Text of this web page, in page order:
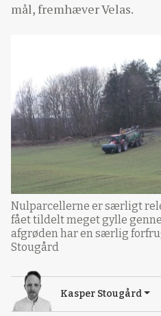
mål, fremhæver Velas.
Nulparcellerne er særligt
fået tildelt meget gylle
afgrøden har en særlig
Stougård
Kasper Stougård